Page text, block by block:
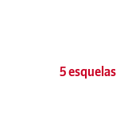
5 esquelas